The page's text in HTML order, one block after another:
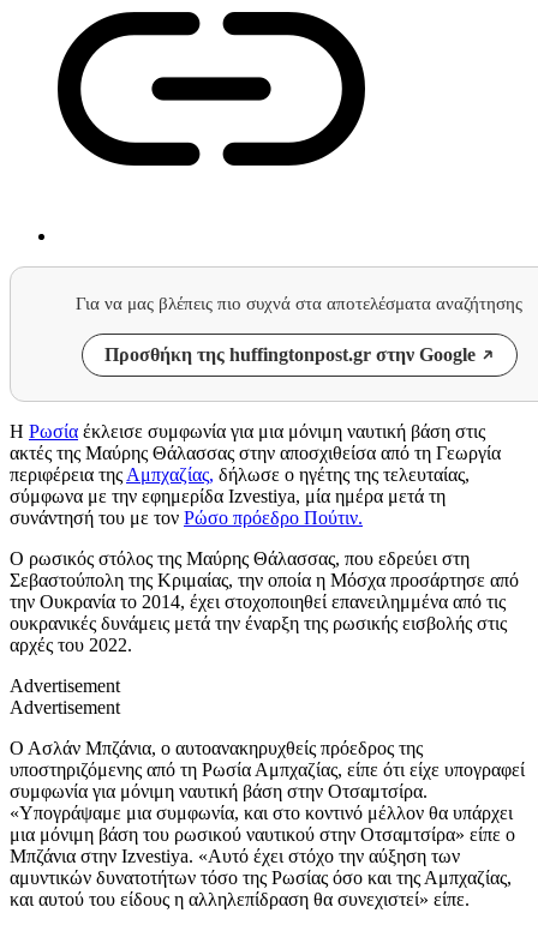
Για να μας βλέπεις πιο συχνά στα αποτελέσματα αναζήτησης
Προσθήκη της huffingtonpost.gr στην Google
Η Ρωσία έκλεισε συμφωνία για μια μόνιμη ναυτική βάση στις
ακτές της Μαύρης Θάλασσας στην αποσχιθείσα από τη Γεωργία
περιφέρεια της Αμπχαζίας, δήλωσε ο ηγέτης της τελευταίας,
σύμφωνα με την εφημερίδα Izvestiya, μία ημέρα μετά τη
συνάντησή του με τον Ρώσο πρόεδρο Πούτιν.
Ο ρωσικός στόλος της Μαύρης Θάλασσας, που εδρεύει στη
Σεβαστούπολη της Κριμαίας, την οποία η Μόσχα προσάρτησε από
την Ουκρανία το 2014, έχει στοχοποιηθεί επανειλημμένα από τις
ουκρανικές δυνάμεις μετά την έναρξη της ρωσικής εισβολής στις
αρχές του 2022.
Advertisement
Advertisement
Ο Ασλάν Μπζάνια, ο αυτοανακηρυχθείς πρόεδρος της
υποστηριζόμενης από τη Ρωσία Αμπχαζίας, είπε ότι είχε υπογραφεί
συμφωνία για μόνιμη ναυτική βάση στην Οτσαμτσίρα.
«Υπογράψαμε μια συμφωνία, και στο κοντινό μέλλον θα υπάρχει
μια μόνιμη βάση του ρωσικού ναυτικού στην Οτσαμτσίρα» είπε ο
Μπζάνια στην Izvestiya. «Αυτό έχει στόχο την αύξηση των
αμυντικών δυνατοτήτων τόσο της Ρωσίας όσο και της Αμπχαζίας,
και αυτού του είδους η αλληλεπίδραση θα συνεχιστεί» είπε.